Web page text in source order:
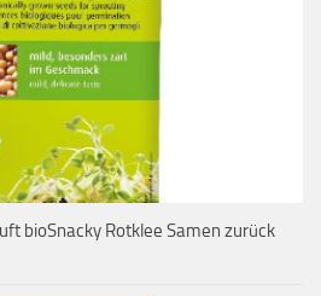
bioSnacky Rotklee Samen zurück